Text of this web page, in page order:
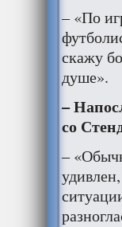
– «По
скажу
душе».
–
со
–